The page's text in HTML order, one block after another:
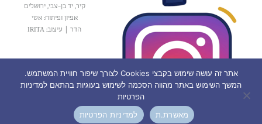
קיר, יד בן-צבי, ירושלים
אפיון ופיתוח: אטי
הדר
עיצוב: IRITA
אתר זה עושה שימוש בקבצי Cookies לצורך שיפור חוויית המשתמש.
המשך השימוש באתר מהווה הסכמה לשימוש בעוגיות בהתאם למדיניות
הפרטיות
מאשרת.ת
למדיניות הפרטיות